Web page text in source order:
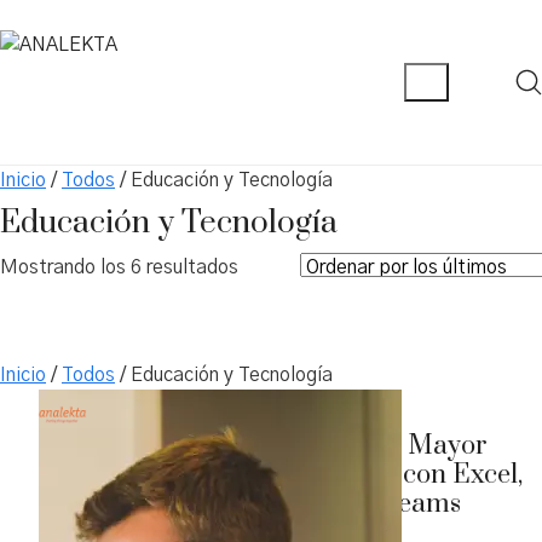
Inicio / Todos / Educación y Tecnología
Educación y Tecnología
Mostrando los 6 resultados Ordenado
Inicio / Todos / Educación y Tecnología
Ofimática 365: Mayor
productividad con Excel,
Word, PPT y Teams